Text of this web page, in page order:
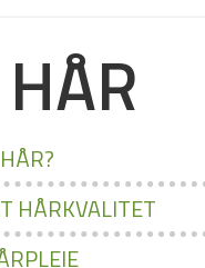
HÅR
HÅRKVALITET